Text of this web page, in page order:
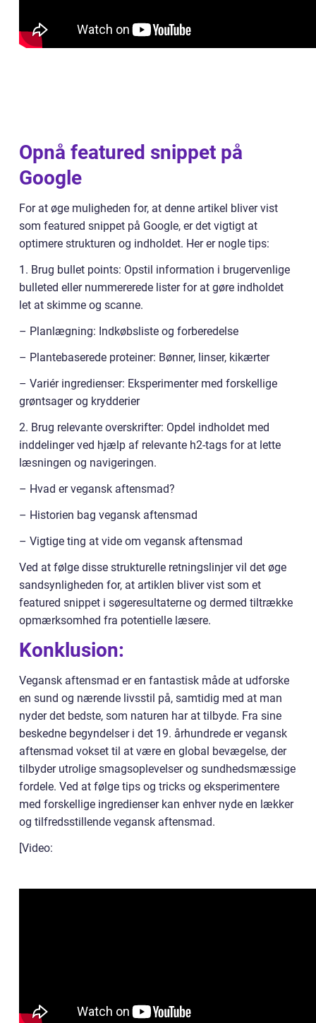
Opnå featured snippet på
Google
For at øge muligheden for, at denne artikel bliver vist
som featured snippet på Google, er det vigtigt at
optimere strukturen og indholdet. Her er nogle tips:
1. Brug bullet points: Opstil information i brugervenlige
bulleted eller nummererede lister for at gøre indholdet
let at skimme og scanne.
– Planlægning: Indkøbsliste og forberedelse
– Plantebaserede proteiner: Bønner, linser, kikærter
– Variér ingredienser: Eksperimenter med forskellige
grøntsager og krydderier
2. Brug relevante overskrifter: Opdel indholdet med
inddelinger ved hjælp af relevante h2-tags for at lette
læsningen og navigeringen.
– Hvad er vegansk aftensmad?
– Historien bag vegansk aftensmad
– Vigtige ting at vide om vegansk aftensmad
Ved at følge disse strukturelle retningslinjer vil det øge
sandsynligheden for, at artiklen bliver vist som et
featured snippet i søgeresultaterne og dermed tiltrække
opmærksomhed fra potentielle læsere.
Konklusion:
Vegansk aftensmad er en fantastisk måde at udforske
en sund og nærende livsstil på, samtidig med at man
nyder det bedste, som naturen har at tilbyde. Fra sine
beskedne begyndelser i det 19. århundrede er vegansk
aftensmad vokset til at være en global bevægelse, der
tilbyder utrolige smagsoplevelser og sundhedsmæssige
fordele. Ved at følge tips og tricks og eksperimentere
med forskellige ingredienser kan enhver nyde en lækker
og tilfredsstillende vegansk aftensmad.
[Video: